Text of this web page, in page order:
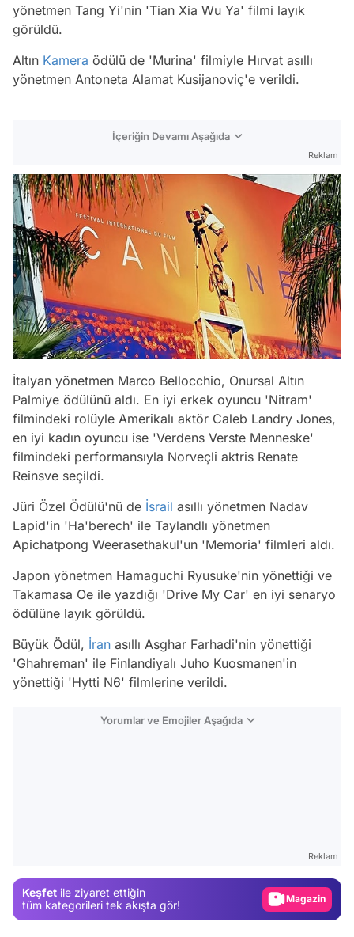
yönetmen Tang Yi'nin 'Tian Xia Wu Ya' filmi layık
görüldü.
Altın Kamera ödülü de 'Murina' filmiyle Hırvat asıllı
yönetmen Antoneta Alamat Kusijanoviç'e verildi.
İçeriğin Devamı Aşağıda
Reklam
İtalyan yönetmen Marco Bellocchio, Onursal Altın
Palmiye ödülünü aldı. En iyi erkek oyuncu 'Nitram'
filmindeki rolüyle Amerikalı aktör Caleb Landry Jones,
en iyi kadın oyuncu ise 'Verdens Verste Menneske'
filmindeki performansıyla Norveçli aktris Renate
Reinsve seçildi.
Jüri Özel Ödülü'nü de İsrail asıllı yönetmen Nadav
Lapid'in 'Ha'berech' ile Taylandlı yönetmen
Apichatpong Weerasethakul'un 'Memoria' filmleri aldı.
Japon yönetmen Hamaguchi Ryusuke'nin yönettiği ve
Takamasa Oe ile yazdığı 'Drive My Car' en iyi senaryo
ödülüne layık görüldü.
Büyük Ödül, İran asıllı Asghar Farhadi'nin yönettiği
'Ghahreman' ile Finlandiyalı Juho Kuosmanen'in
yönettiği 'Hytti N6' filmlerine verildi.
Yorumlar ve Emojiler Aşağıda
Reklam
Keşfet ile ziyaret ettiğin
tüm kategorileri tek akışta gör!
Magazin